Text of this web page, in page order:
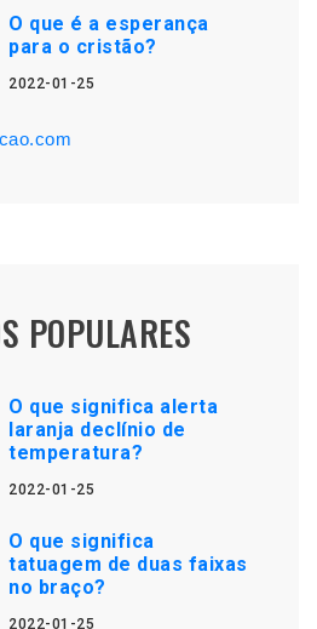
O que é a esperança
para o cristão?
2022-01-25
POPULARES
O que significa alerta
laranja declínio de
temperatura?
2022-01-25
O que significa
tatuagem de duas faixas
no braço?
2022-01-25